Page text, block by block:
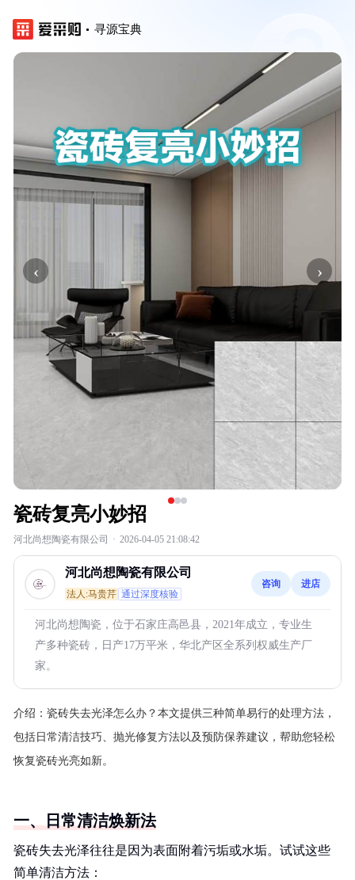
寻源宝典
‹ ›
瓷砖复亮小妙招
河北尚想陶瓷有限公司 · 2026-04-05 21:08:42
河北尚想陶瓷有限公司
法人:马贵芹 通过深度核验
咨询 进店
河北尚想陶瓷，位于石家庄高邑县，2021年成立，专业生
产多种瓷砖，日产17万平米，华北产区全系列权威生产厂
家。
介绍： 瓷砖失去光泽怎么办？本文提供三种简单易行的处理方法，
包括日常清洁技巧、抛光修复方法以及预防保养建议，帮助您轻松
恢复瓷砖光亮如新。
一、日常清洁焕新法
瓷砖失去光泽往往是因为表面附着污垢或水垢。试试这些
简单清洁方法：